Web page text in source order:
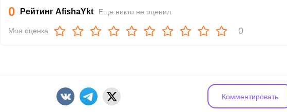
0 Рейтинг AfishaYkt Еще никто не оценил
Моя оценка 0
Комментировать